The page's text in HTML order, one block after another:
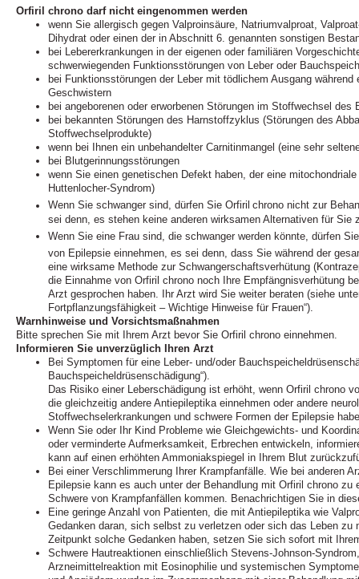
Orfiril chrono darf nicht eingenommen werden
wenn Sie allergisch gegen Valproinsäure, Natriumvalproat,
Dihydrat oder einen der in Abschnitt 6. genannten sonstigen
bei Lebererkrankungen in der eigenen oder familiären
schwerwiegenden Funktionsstörungen von Leber oder
bei Funktionsstörungen der Leber mit tödlichem Ausgang während
Geschwistern
bei angeborenen oder erworbenen Störungen im Stoffwechsel des
bei bekannten Störungen des Harnstoffzyklus (Störungen des
Stoffwechselprodukte)
wenn bei Ihnen ein unbehandelter Carnitinmangel (eine sehr
bei Blutgerinnungsstörungen
wenn Sie einen genetischen Defekt haben, der eine
Huttenlocher-Syndrom)
Wenn Sie schwanger sind, dürfen Sie Orfiril chrono nicht zur
sei denn, es stehen keine anderen wirksamen Alternativen für Sie
Wenn Sie eine Frau sind, die schwanger werden könnte, dürfen
von Epilepsie einnehmen, es sei denn, dass Sie während der
eine wirksame Methode zur Schwangerschaftsverhütung
die Einnahme von Orfiril chrono noch Ihre Empfängnisverhütung
Arzt gesprochen haben. Ihr Arzt wird Sie weiter beraten (siehe
Fortpflanzungsfähigkeit – Wichtige Hinweise für Frauen“).
Warnhinweise und Vorsichtsmaßnahmen
Bitte sprechen Sie mit Ihrem Arzt bevor Sie Orfiril chrono einnehmen.
Informieren Sie unverzüglich Ihren Arzt
Bei Symptomen für eine Leber- und/oder
Bauchspeicheldrüsenschädigung“).
Das Risiko einer Leberschädigung ist erhöht, wenn Orfiril chrono
die gleichzeitig andere Antiepileptika einnehmen oder andere
Stoffwechselerkrankungen und schwere Formen der Epilepsie
Wenn Sie oder Ihr Kind Probleme wie Gleichgewichts- und
oder verminderte Aufmerksamkeit, Erbrechen entwickeln,
kann auf einen erhöhten Ammoniakspiegel in Ihrem Blut
Bei einer Verschlimmerung Ihrer Krampfanfälle. Wie bei anderen
Epilepsie kann es auch unter der Behandlung mit Orfiril chrono zu
Schwere von Krampfanfällen kommen. Benachrichtigen Sie in
Eine geringe Anzahl von Patienten, die mit Antiepileptika wie
Gedanken daran, sich selbst zu verletzen oder sich das Leben zu
Zeitpunkt solche Gedanken haben, setzen Sie sich sofort mit
Schwere Hautreaktionen einschließlich Stevens-Johnson-
Arzneimittelreaktion mit Eosinophilie und systemischen